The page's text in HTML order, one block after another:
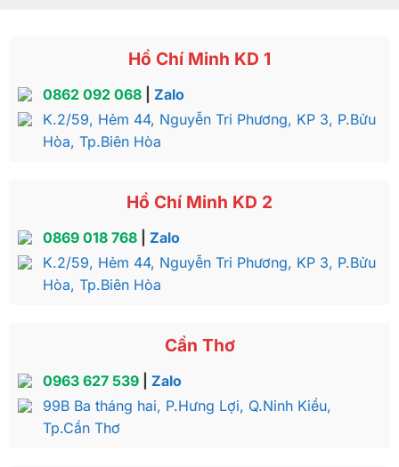
Hồ Chí Minh KD 1
0862 092 068| Zalo
K.2/59, Hẻm 44, Nguyễn Tri Phương, KP 3, P.Bửu
Hòa, Tp.Biên Hòa
Hồ Chí Minh KD 2
0869 018 768| Zalo
K.2/59, Hẻm 44, Nguyễn Tri Phương, KP 3, P.Bửu
Hòa, Tp.Biên Hòa
Cần Thơ
0963 627 539| Zalo
99B Ba tháng hai, P.Hưng Lợi, Q.Ninh Kiều,
Tp.Cần Thơ